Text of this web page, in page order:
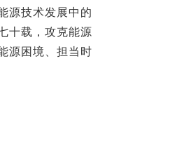
源技术发展中的
十载，攻克能源
源困境、担当时